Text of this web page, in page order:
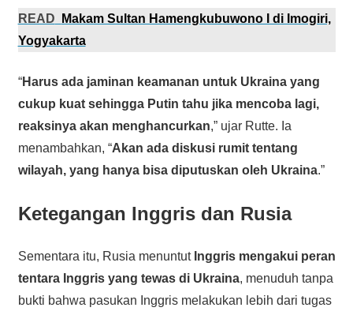
READ
Makam Sultan Hamengkubuwono I di Imogiri,
Yogyakarta
“Harus ada jaminan keamanan untuk Ukraina yang
cukup kuat sehingga Putin tahu jika mencoba lagi,
reaksinya akan menghancurkan,” ujar Rutte. Ia
menambahkan, “Akan ada diskusi rumit tentang
wilayah, yang hanya bisa diputuskan oleh Ukraina.”
Ketegangan Inggris dan Rusia
Sementara itu, Rusia menuntut Inggris mengakui peran
tentara Inggris yang tewas di Ukraina, menuduh tanpa
bukti bahwa pasukan Inggris melakukan lebih dari tugas